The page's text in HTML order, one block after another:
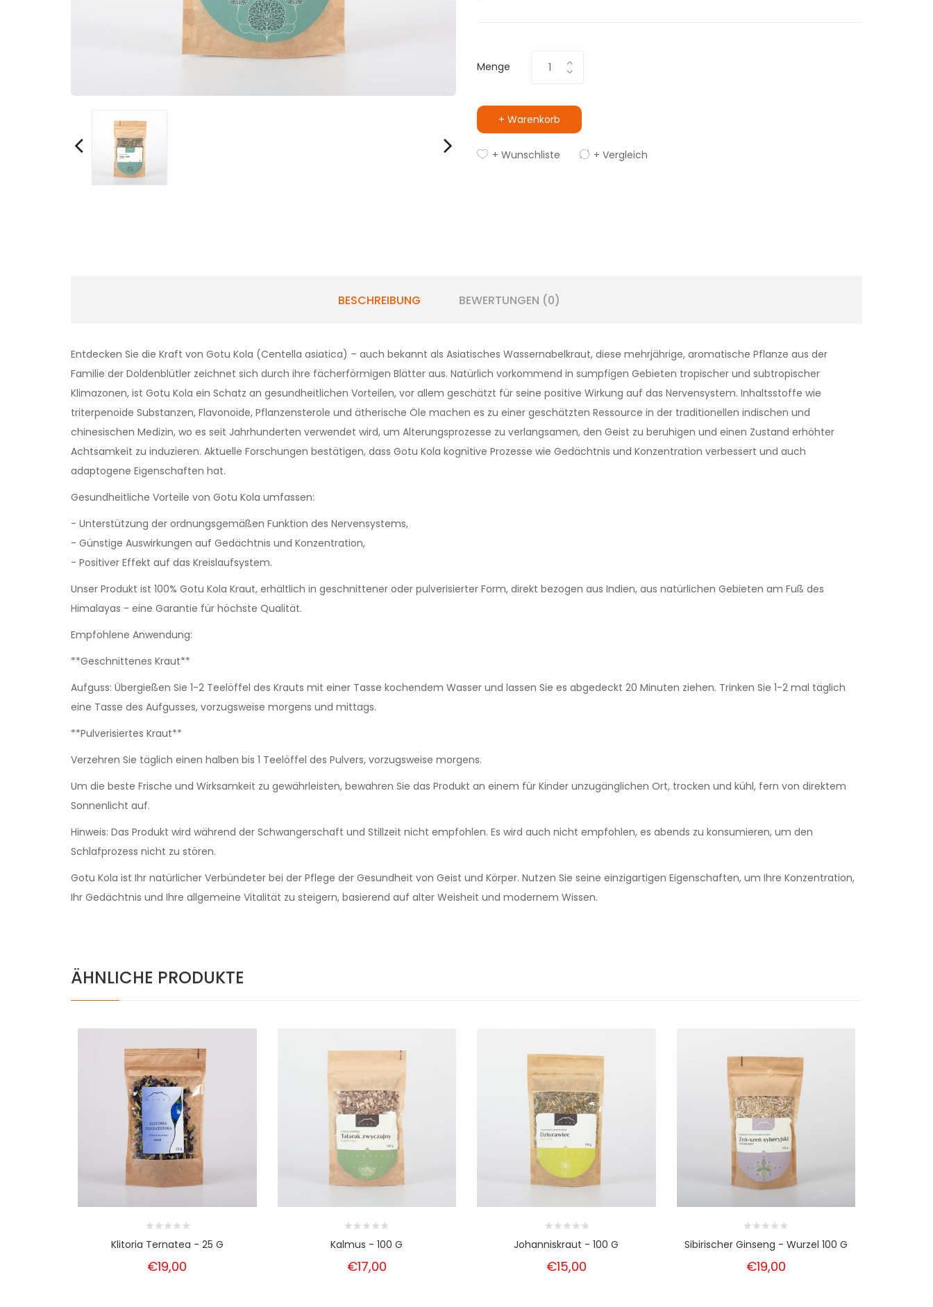
Menge
+ Warenkorb
+ Wunschliste + Vergleich
BESCHREIBUNG BEWERTUNGEN (0)
Entdecken Sie die Kraft von Gotu Kola (Centella asiatica) – auch bekannt als Asiatisches Wassernabelkraut, diese mehrjährige, aromatische Pflanze aus der
Familie der Doldenblütler zeichnet sich durch ihre fächerförmigen Blätter aus. Natürlich vorkommend in sumpfigen Gebieten tropischer und subtropischer
Klimazonen, ist Gotu Kola ein Schatz an gesundheitlichen Vorteilen, vor allem geschätzt für seine positive Wirkung auf das Nervensystem. Inhaltsstoffe wie
triterpenoide Substanzen, Flavonoide, Pflanzensterole und ätherische Öle machen es zu einer geschätzten Ressource in der traditionellen indischen und
chinesischen Medizin, wo es seit Jahrhunderten verwendet wird, um Alterungsprozesse zu verlangsamen, den Geist zu beruhigen und einen Zustand erhöhter
Achtsamkeit zu induzieren. Aktuelle Forschungen bestätigen, dass Gotu Kola kognitive Prozesse wie Gedächtnis und Konzentration verbessert und auch
adaptogene Eigenschaften hat.
Gesundheitliche Vorteile von Gotu Kola umfassen:
- Unterstützung der ordnungsgemäßen Funktion des Nervensystems,
- Günstige Auswirkungen auf Gedächtnis und Konzentration,
- Positiver Effekt auf das Kreislaufsystem.
Unser Produkt ist 100% Gotu Kola Kraut, erhältlich in geschnittener oder pulverisierter Form, direkt bezogen aus Indien, aus natürlichen Gebieten am Fuß des
Himalayas - eine Garantie für höchste Qualität.
Empfohlene Anwendung:
**Geschnittenes Kraut**
Aufguss: Übergießen Sie 1-2 Teelöffel des Krauts mit einer Tasse kochendem Wasser und lassen Sie es abgedeckt 20 Minuten ziehen. Trinken Sie 1-2 mal täglich
eine Tasse des Aufgusses, vorzugsweise morgens und mittags.
**Pulverisiertes Kraut**
Verzehren Sie täglich einen halben bis 1 Teelöffel des Pulvers, vorzugsweise morgens.
Um die beste Frische und Wirksamkeit zu gewährleisten, bewahren Sie das Produkt an einem für Kinder unzugänglichen Ort, trocken und kühl, fern von direktem
Sonnenlicht auf.
Hinweis: Das Produkt wird während der Schwangerschaft und Stillzeit nicht empfohlen. Es wird auch nicht empfohlen, es abends zu konsumieren, um den
Schlafprozess nicht zu stören.
Gotu Kola ist Ihr natürlicher Verbündeter bei der Pflege der Gesundheit von Geist und Körper. Nutzen Sie seine einzigartigen Eigenschaften, um Ihre Konzentration,
Ihr Gedächtnis und Ihre allgemeine Vitalität zu steigern, basierend auf alter Weisheit und modernem Wissen.
ÄHNLICHE PRODUKTE
Klitoria Ternatea - 25 G
€19,00
Kalmus - 100 G
€17,00
Johanniskraut - 100 G
€15,00
Sibirischer Ginseng - Wurzel 100 G
€19,00